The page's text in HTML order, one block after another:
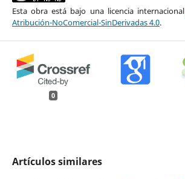
Esta obra está bajo una licencia internacional
Atribución-NoComercial-SinDerivadas 4.0.
0
Artículos similares